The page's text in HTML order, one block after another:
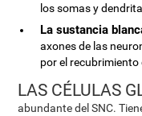
los somas y
La sustancia
axones de las
por el recubrimiento
LAS CÉLULAS
abundante del SNC.